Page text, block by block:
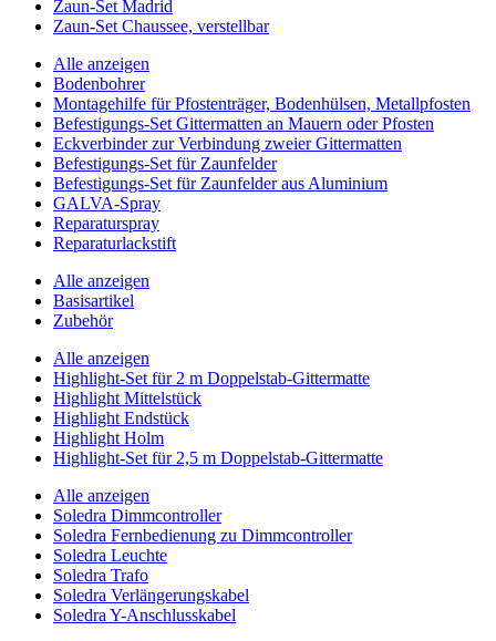
Zaun-Set Madrid
Zaun-Set Chaussee, verstellbar
Alle anzeigen
Bodenbohrer
Montagehilfe für Pfostenträger, Bodenhülsen, Metallpfosten
Befestigungs-Set Gittermatten an Mauern oder Pfosten
Eckverbinder zur Verbindung zweier Gittermatten
Befestigungs-Set für Zaunfelder
Befestigungs-Set für Zaunfelder aus Aluminium
GALVA-Spray
Reparaturspray
Reparaturlackstift
Alle anzeigen
Basisartikel
Zubehör
Alle anzeigen
Highlight-Set für 2 m Doppelstab-Gittermatte
Highlight Mittelstück
Highlight Endstück
Highlight Holm
Highlight-Set für 2,5 m Doppelstab-Gittermatte
Alle anzeigen
Soledra Dimmcontroller
Soledra Fernbedienung zu Dimmcontroller
Soledra Leuchte
Soledra Trafo
Soledra Verlängerungskabel
Soledra Y-Anschlusskabel